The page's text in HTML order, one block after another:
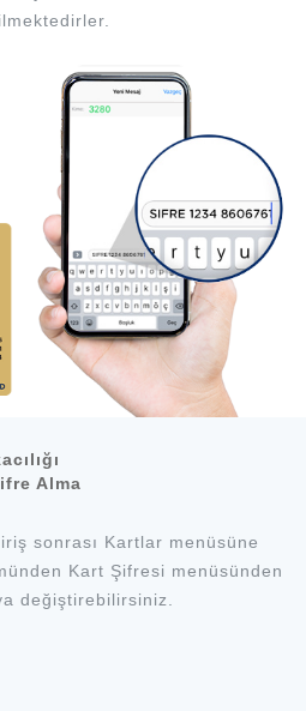
Alma
sonrası Kartlar menüsüne
Kart Şifresi menüsünden
değiştirebilirsiniz.